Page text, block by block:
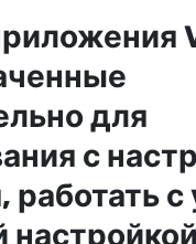
для
с
работать